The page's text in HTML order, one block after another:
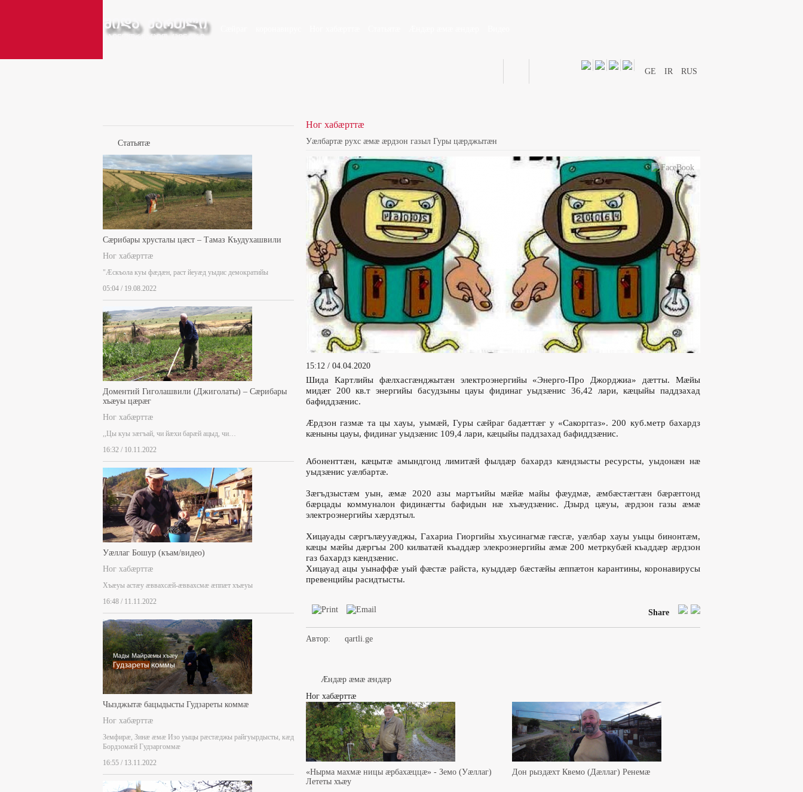
GE IR RUS
Статьятæ
Сæрибары хрусталы цæст – Тамаз Къудухашвили
Ног хабæрттæ
"Æскъола куы фæдæн, раст йеуæд уыдис демократийы
05:04 / 19.08.2022
Доментий Гиголашвили (Джиголаты) – Сæрибары
хъæуы цæрæг
Ног хабæрттæ
,,Цы куы зæгъай, чи йæхи барæй ацыд, чи…
16:32 / 10.11.2022
Уæллаг Бошур (къам/видео)
Ног хабæрттæ
Хъæуы астæу æввахсæй-æввахсмæ æппæт хъæуы
16:48 / 11.11.2022
Чызджытæ бацыдысты Гудзареты коммæ
Ног хабæрттæ
Земфирæ, Зинæ æмæ Изо уыцы рæстæджы райгуырдысты, кæд
Бордзомæй Гудзаргоммæ
16:55 / 13.11.2022
Ног хабæрттæ
Уæлбартæ рухс æмæ æрдзон газыл Гуры цæрджытæн
15:12 / 04.04.2020
Шида Картлийы фæлхасгæнджытæн электроэнергийы «Энерго-Про Джорджиа» дæтты. Мæйы
мидæг 200 кв.т энергийы басудзыны цауы фидинаг уыдзæнис 36,42 лари, кæцыйы паддзахад
бафиддзæнис.
Æрдзон газмæ та цы хауы, уымæй, Гуры сæйраг бадæттæг у «Сакорггаз». 200 куб.метр бахардз
кæныны цауы, фидинаг уыдзæнис 109,4 лари, кæцыйы паддзахад бафиддзæнис.
Абоненттæн, кæцытæ амындгонд лимитæй фылдæр бахардз кæндзысты ресурсты, уыдонæн нæ
уыдзæнис уæлбартæ.
Зæгъдзыстæм уын, æмæ 2020 азы мартъийы мæйæ майы фæудмæ, æмбæстæгтæн бæрæггонд
бæрцады коммуналон фидинæгты бафидын нæ хъæудзæнис. Дзырд цæуы, æрдзон газы æмæ
электроэнергийы хæрдзтыл.
Хицауады сæргълæууæджы, Гахариа Гиоргийы хъусинагмæ гæсгæ, уæлбар хауы уыцы бинонтæм,
кæцы мæйы дæргъы 200 килватæй къаддæр элекроэнергийы æмæ 200 метркубæй къаддæр æрдзон
газ бахардз кæндзæнис.
Хицауад ацы уынаффæ уый фæстæ райста, куыддæр бæстæйы æппæтон карантины, коронавирусы
превенцийы расидтысты.
Share
Автор: qartli.ge
Æндæр æмæ æндæр
Ног хабæрттæ
«Нырма махмæ ницы æрбахæццæ» - Земо (Уæллаг)
Лететы хъæу
Дон рыздæхт Квемо (Дæллаг) Ренемæ